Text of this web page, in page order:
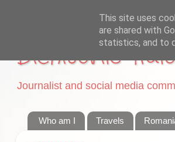
Dichisurile
Journalist and social media
Who am I Travels
This site uses
are shared with
statistics, and to